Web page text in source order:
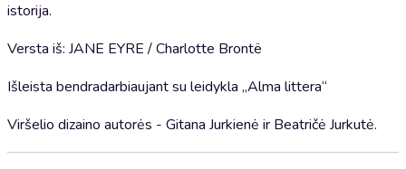
istorija.
Versta iš: JANE EYRE / Charlotte Brontë
Išleista bendradarbiaujant su leidykla „Alma littera“
Viršelio dizaino autorės - Gitana Jurkienė ir Beatričė Jurkutė.